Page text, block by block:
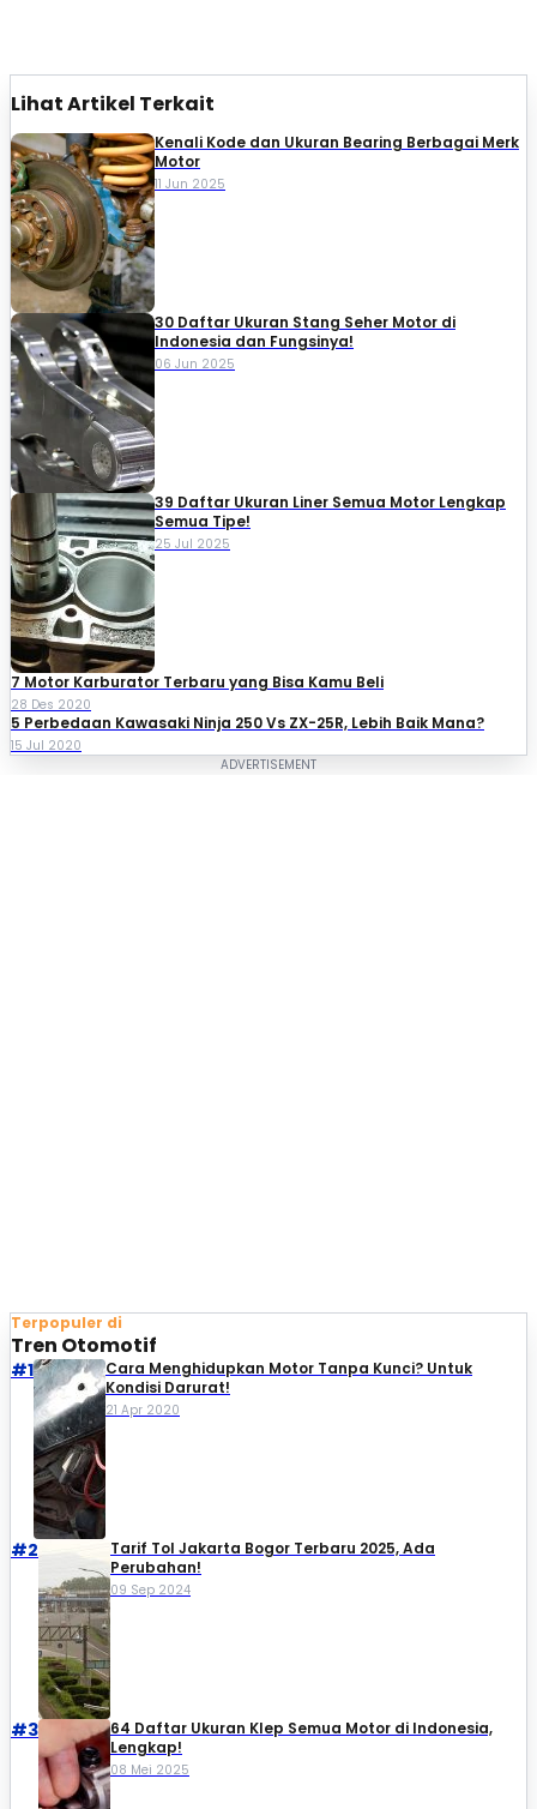
Lihat Artikel Terkait
Kenali Kode dan Ukuran Bearing Berbagai Merk
Motor
11 Jun 2025
30 Daftar Ukuran Stang Seher Motor di
Indonesia dan Fungsinya!
06 Jun 2025
39 Daftar Ukuran Liner Semua Motor Lengkap
Semua Tipe!
25 Jul 2025
7 Motor Karburator Terbaru yang Bisa Kamu Beli
28 Des 2020
5 Perbedaan Kawasaki Ninja 250 Vs ZX-25R, Lebih Baik Mana?
15 Jul 2020
Terpopuler di
Tren Otomotif
#1
Cara Menghidupkan Motor Tanpa Kunci? Untuk
Kondisi Darurat!
21 Apr 2020
#2
Tarif Tol Jakarta Bogor Terbaru 2025, Ada
Perubahan!
09 Sep 2024
#3
64 Daftar Ukuran Klep Semua Motor di Indonesia,
Lengkap!
08 Mei 2025